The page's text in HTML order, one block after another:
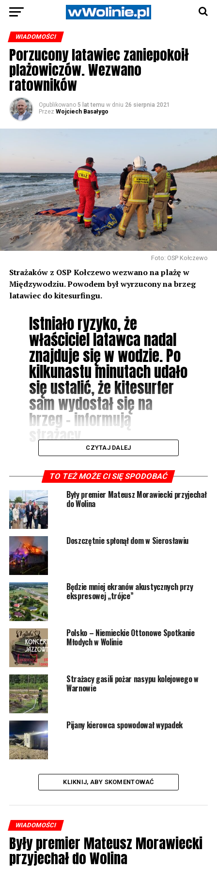
WIADOMOŚCI
Porzucony latawiec zaniepokoił
plażowiczów. Wezwano
ratowników
Opublikowano 5 lat temu w dniu 26 sierpnia 2021
Przez Wojciech Basałygo
Foto: OSP Kołczewo
Strażaków z OSP Kołczewo wezwano na plażę w
Międzywodziu. Powodem był wyrzucony na brzeg
latawiec do kitesurfingu.
Istniało ryzyko, że
właściciel latawca nadal
znajduje się w wodzie. Po
kilkunastu minutach udało
się ustalić, że kitesurfer
sam wydostał się na
brzeg – informują
strażacy.
1141 odsłon
POWIĄZANE TEMATY:
NASTĘPNY
Pożar komina w Wisełce. Skierowano dwa zastępy
strażaków
Będzie sieć wodociągowa w Warnowie
CZYTAJ DALEJ
TO TEŻ MOŻE CI SIĘ SPODOBAĆ
Były premier Mateusz Morawiecki przyjechał
do Wolina
Doszczętnie spłonął dom w Sierosławiu
Będzie mniej ekranów akustycznych przy
ekspresowej „trójce”
Polsko – Niemieckie Ottonowe Spotkanie
Młodych w Wolinie
Strażacy gasili pożar nasypu kolejowego w
Warnowie
Pijany kierowca spowodował wypadek
KLIKNIJ, ABY SKOMENTOWAĆ
WIADOMOŚCI
Były premier Mateusz Morawiecki
przyjechał do Wolina